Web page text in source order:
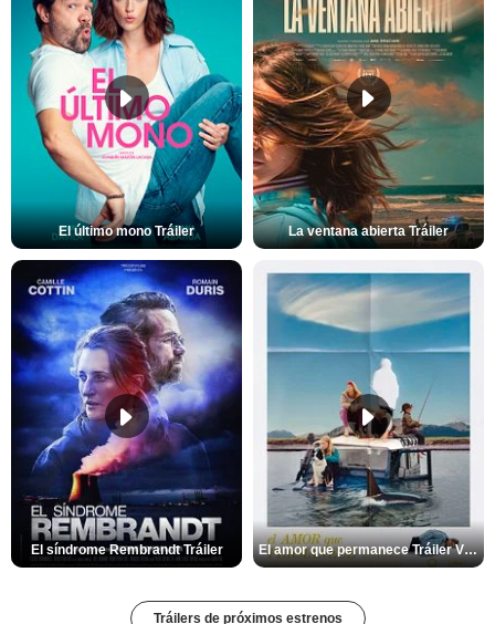
El último mono Tráiler La ventana abierta Tráiler
El síndrome Rembrandt Tráiler El amor que permanece Tráiler VOSE
Tráilers de próximos estrenos